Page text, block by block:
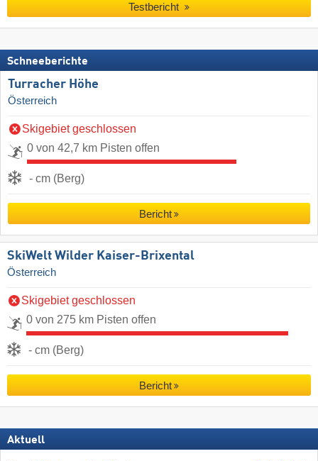
Testbericht
Schneeberichte
Turracher Höhe
Österreich
Skigebiet geschlossen
0 von 42,7 km Pisten offen
- cm (Berg)
Bericht
SkiWelt Wilder Kaiser-Brixental
Österreich
Skigebiet geschlossen
0 von 275 km Pisten offen
- cm (Berg)
Bericht
Aktuell